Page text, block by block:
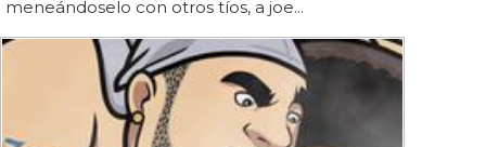
meneándoselo con otros tíos, a joe...